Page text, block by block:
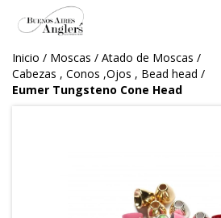
Inicio / Moscas / Atado de Moscas /
Cabezas , Conos ,Ojos , Bead head /
Eumer Tungsteno Cone Head